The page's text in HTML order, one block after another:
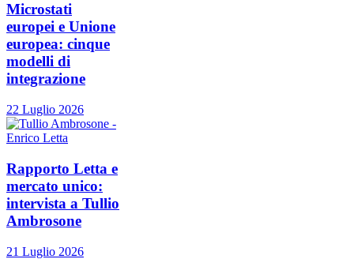
Microstati
europei e Unione
europea: cinque
modelli di
integrazione
22 Luglio 2026
Rapporto Letta e
mercato unico:
intervista a Tullio
Ambrosone
21 Luglio 2026